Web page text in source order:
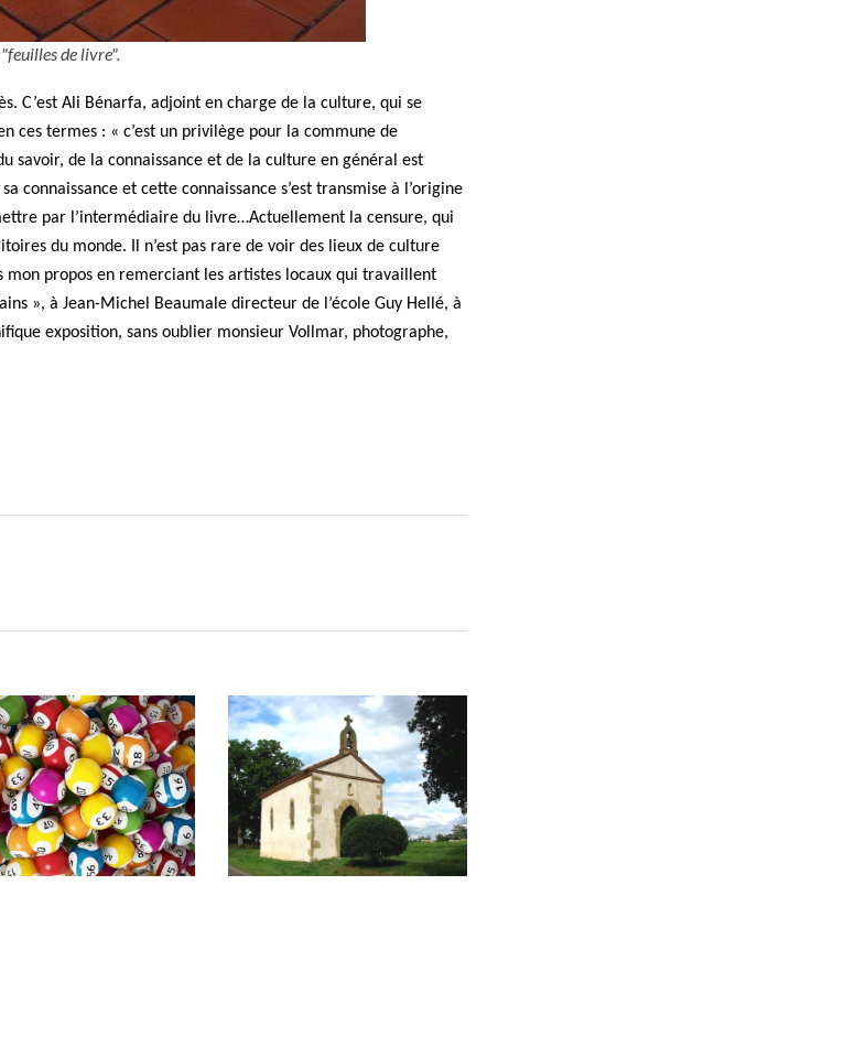
de livre".
C’est Ali Bénarfa, adjoint en charge de la culture, qui se
ces termes : « c’est un privilège pour la commune de
savoir, de la connaissance et de la culture en général est
et cette connaissance s’est transmise à l’origine
par l’intermédiaire du livre…Actuellement la censure, qui
du monde. Il n’est pas rare de voir des lieux de culture
propos en remerciant les artistes locaux qui travaillent
», à Jean-Michel Beaumale directeur de l’école Guy Hellé, à
exposition, sans oublier monsieur Vollmar, photographe,